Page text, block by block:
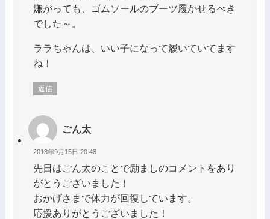
嫌がっても、ゴムソールのブーツ履かせるべき
でした～。
ララちゃんは、いい子になって履いていてます
ね！
返信
ごん太
2013年9月15日 20:48
先日はごん太のことで励ましのコメントをあり
がとうございました！
おかげさまで体力が回復しています。
応援ありがとうございました！